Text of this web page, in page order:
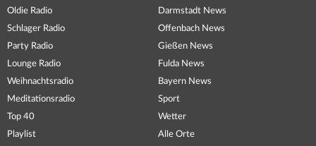
Oldie Radio
Schlager Radio
Party Radio
Lounge Radio
Weihnachtsradio
Meditationsradio
Top 40
Playlist
Darmstadt News
Offenbach News
Gießen News
Fulda News
Bayern News
Sport
Wetter
Alle Orte